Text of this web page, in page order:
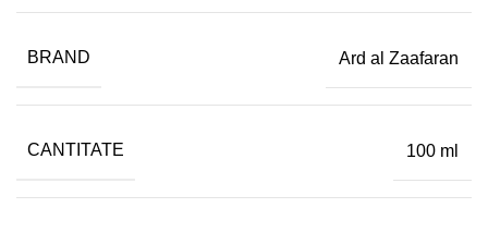
BRAND Ard al Zaafaran
CANTITATE 100 ml